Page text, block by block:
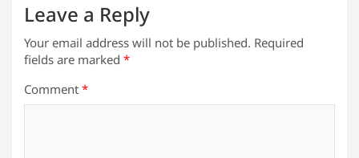
Leave a Reply
Your email address will not be published. Required
fields are marked *
Comment *